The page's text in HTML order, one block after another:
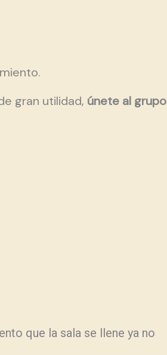
gran utilidad, únete al grupo
que la sala se llene ya no